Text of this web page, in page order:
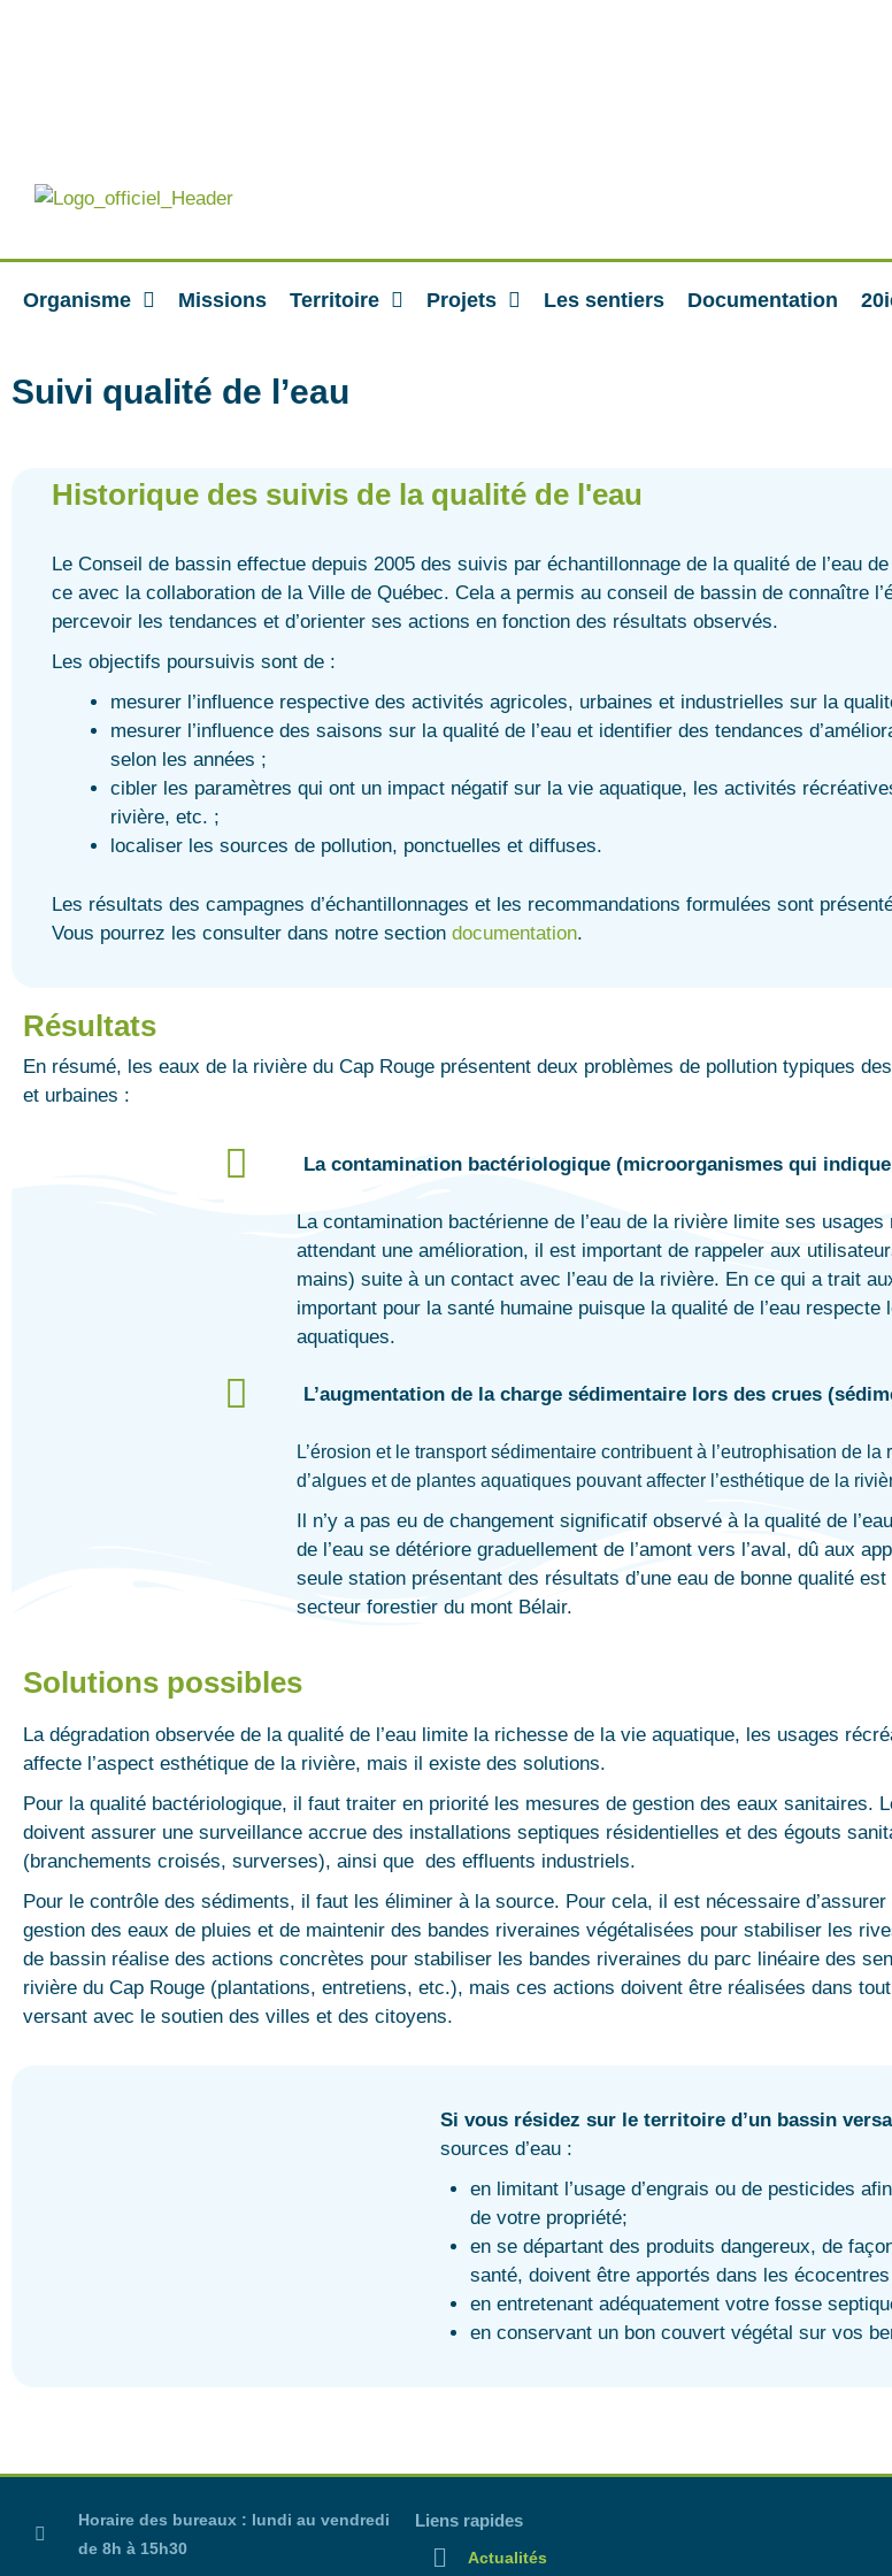
Organisme Missions Territoire Projets Les sentiers Documentation
Suivi qualité de l’eau
Historique des suivis de la qualité de l'eau
Le Conseil de bassin effectue depuis 2005 des suivis par échantillonnage de la qualité de l’eau
ce avec la collaboration de la Ville de Québec. Cela a permis au conseil de bassin de connaître
percevoir les tendances et d’orienter ses actions en fonction des résultats observés.
Les objectifs poursuivis sont de :
mesurer l’influence respective des activités agricoles, urbaines et industrielles sur la
mesurer l’influence des saisons sur la qualité de l’eau et identifier des tendances
selon les années ;
cibler les paramètres qui ont un impact négatif sur la vie aquatique, les activités
rivière, etc. ;
localiser les sources de pollution, ponctuelles et diffuses.
Les résultats des campagnes d’échantillonnages et les recommandations formulées sont
Vous pourrez les consulter dans notre section documentation.
Résultats
En résumé, les eaux de la rivière du Cap Rouge présentent deux problèmes de pollution typiques
et urbaines :
La contamination bactériologique (microorganismes qui
La contamination bactérienne de l’eau de la rivière limite ses
attendant une amélioration, il est important de rappeler aux
mains) suite à un contact avec l’eau de la rivière. En ce qui a trait
important pour la santé humaine puisque la qualité de l’eau
aquatiques.
L’augmentation de la charge sédimentaire lors des crues
L’érosion et le transport sédimentaire contribuent à l’eutrophisation de
d’algues et de plantes aquatiques pouvant affecter l’esthétique de la
Il n’y a pas eu de changement significatif observé à la qualité de
de l’eau se détériore graduellement de l’amont vers l’aval, dû aux
seule station présentant des résultats d’une eau de bonne qualité
secteur forestier du mont Bélair.
Solutions possibles
La dégradation observée de la qualité de l’eau limite la richesse de la vie aquatique, les usages
affecte l’aspect esthétique de la rivière, mais il existe des solutions.
Pour la qualité bactériologique, il faut traiter en priorité les mesures de gestion des eaux sanitaires.
doivent assurer une surveillance accrue des installations septiques résidentielles et des égouts
(branchements croisés, surverses), ainsi que des effluents industriels.
Pour le contrôle des sédiments, il faut les éliminer à la source. Pour cela, il est nécessaire d’assurer
gestion des eaux de pluies et de maintenir des bandes riveraines végétalisées pour stabiliser les
de bassin réalise des actions concrètes pour stabiliser les bandes riveraines du parc linéaire des
rivière du Cap Rouge (plantations, entretiens, etc.), mais ces actions doivent être réalisées dans
versant avec le soutien des villes et des citoyens.
Si vous résidez sur le territoire d’un bassin
sources d’eau :
en limitant l’usage d’engrais ou de pesticides
de votre propriété;
en se départant des produits dangereux, de
santé, doivent être apportés dans les
en entretenant adéquatement votre fosse
en conservant un bon couvert végétal sur vos
Horaire des bureaux : lundi au vendredi
de 8h à 15h30
Liens rapides
Actualités